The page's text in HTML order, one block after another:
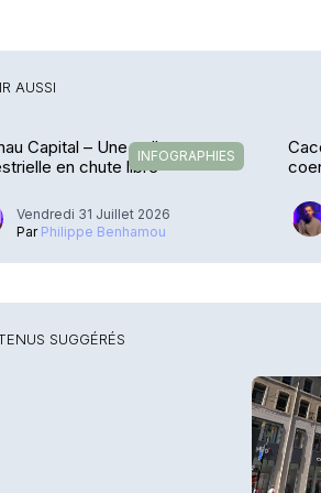
AUSSI
INFOGRAPHIES
Capital – Une collecte
en chute libre
Vendredi 31 Juillet 2026
Par Philippe Benhamou
SUGGÉRÉS